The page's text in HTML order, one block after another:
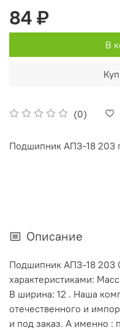
(0)
84 ₽
В
Подшипник АПЗ-18 203
Описание
Подшипник АПЗ-18 203
характеристиками:
В ширина: 12 . Наша
отечественного и
и под заказ. А именно